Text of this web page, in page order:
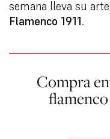
semana lleva su
Flamenco 1911.
Compra